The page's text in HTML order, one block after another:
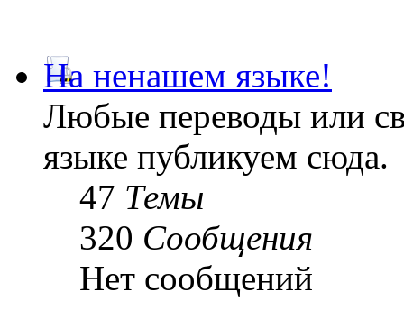
На ненашем языке!
Любые переводы или
языке публикуем сюда.
47 Темы
320 Сообщения
Нет сообщений